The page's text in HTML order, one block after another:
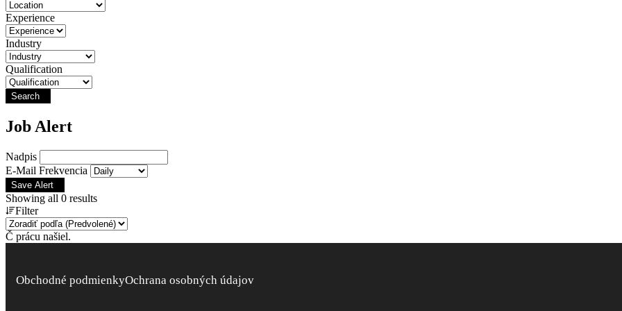
Experience
Industry
Qualification
Search
Job Alert
Nadpis
E-Mail Frekvencia
Save Alert
Showing all 0 results
Filter
Č prácu našiel.
Obchodné podmienkyOchrana osobných údajov